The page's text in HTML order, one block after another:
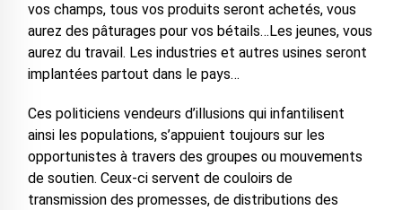
vos champs, tous vos produits seront achetés, vous
aurez des pâturages pour vos bétails…Les jeunes, vous
aurez du travail. Les industries et autres usines seront
implantées partout dans le pays…
Ces politiciens vendeurs d’illusions qui infantilisent
ainsi les populations, s’appuient toujours sur les
opportunistes à travers des groupes ou mouvements
de soutien. Ceux-ci servent de couloirs de
transmission des promesses, de distributions des